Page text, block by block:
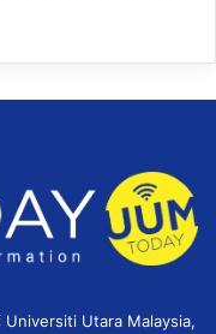
Utara Malaysia,